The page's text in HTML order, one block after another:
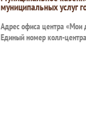
муниципальных услуг
Адрес офиса центра «Мои
Единый номер колл-